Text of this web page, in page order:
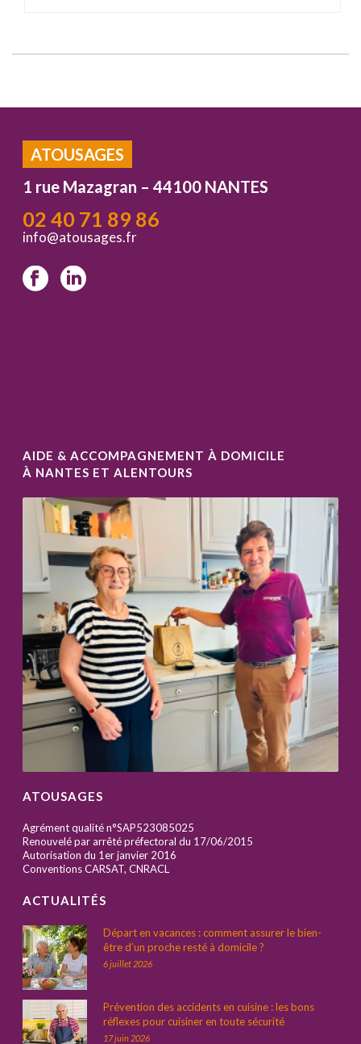
ATOUSAGES
1 rue Mazagran – 44100 NANTES
02 40 71 89 86
info@atousages.fr
AIDE & ACCOMPAGNEMENT À DOMICILE
À NANTES ET ALENTOURS
ATOUSAGES
Agrément qualité n°SAP523085025
Renouvelé par arrêté préfectoral du 17/06/2015
Autorisation du 1er janvier 2016
Conventions CARSAT, CNRACL
ACTUALITÉS
Départ en vacances : comment assurer le bien-
être d’un proche resté à domicile ?
6 juillet 2026
Prévention des accidents en cuisine : les bons
réflexes pour cuisiner en toute sécurité
17 juin 2026